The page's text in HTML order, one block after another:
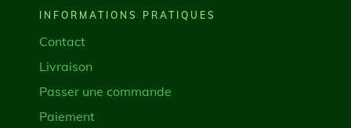
INFORMATIONS PRATIQUES
Contact
Livraison
Passer une commande
Paiement